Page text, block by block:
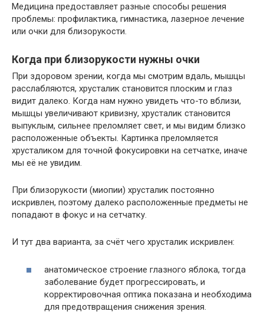
Медицина предоставляет разные способы решения
проблемы: профилактика, гимнастика, лазерное лечение
или очки для близорукости.
Когда при близорукости нужны очки
При здоровом зрении, когда мы смотрим вдаль, мышцы
расслабляются, хрусталик становится плоским и глаз
видит далеко. Когда нам нужно увидеть что-то вблизи,
мышцы увеличивают кривизну, хрусталик становится
выпуклым, сильнее преломляет свет, и мы видим близко
расположенные объекты. Картинка преломляется
хрусталиком для точной фокусировки на сетчатке, иначе
мы её не увидим.
При близорукости (миопии) хрусталик постоянно
искривлен, поэтому далеко расположенные предметы не
попадают в фокус и на сетчатку.
И тут два варианта, за счёт чего хрусталик искривлен:
анатомическое строение глазного яблока, тогда
заболевание будет прогрессировать, и
корректировочная оптика показана и необходима
для предотвращения снижения зрения.